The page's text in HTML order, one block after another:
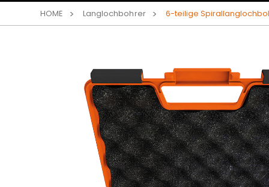
INDUSTRIELLE
KREISSÄGEBLÄTTER
STICHSÄGEBLÄTTER
HOME Langlochbohrer 6-teilige